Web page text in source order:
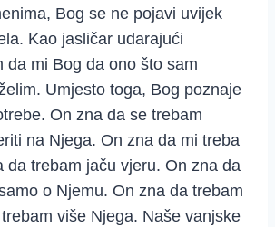
Bog se ne pojavi uvijek
Kao jasličar udarajući
da mi Bog da ono što sam
Umjesto toga, Bog poznaje
On zna da se trebam
na Njega. On zna da mi treba
da trebam jaču vjeru. On zna da
o Njemu. On zna da trebam
više Njega. Naše vanjske